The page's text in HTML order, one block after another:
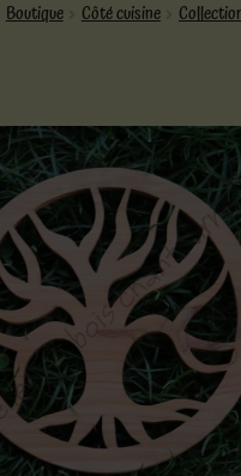
Boutique Côté cuisine